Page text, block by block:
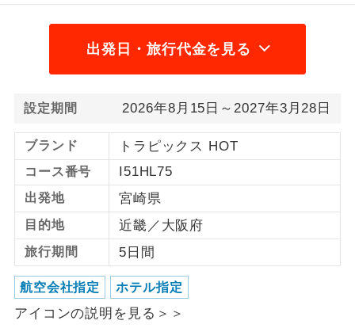
出発日・旅行代金を見る
設定期間 2026年8月15日～2027年3月28日
ブランド トラピックス HOT
コース番号 I51HL75
出発地 宮崎県
目的地 近畿／大阪府
旅行期間 5日間
航空会社指定 ホテル指定
アイコンの説明を見る＞＞
金
ご夫婦限定
ご夫婦限定でご参加いただけるコースで
女性限定
女性限定でご参加いただけるコースで
す。
年齢制限あり
ご参加にあたり年齢に制限があるコース
です。
航空会社指定
利用航空会社が指定なので、ご出発の計
画にとても便利です。
ホテル指定
ご紹介するホテルを指定したコースで
す。
おひとり様バ
ス2席利用
おひとり様でバス席を2席利⽤できま
す。